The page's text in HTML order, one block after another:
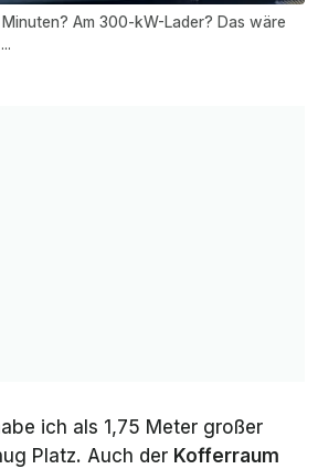
Am 300-kW-Lader? Das wäre
ich als 1,75 Meter großer
Platz. Auch der Kofferraum